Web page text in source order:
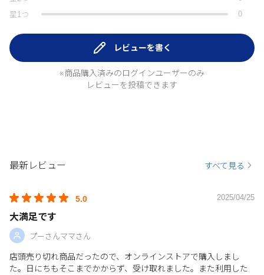
星 1つ 0
レビューを書く
※商品購入済みのログインユーザーのみ
レビューを投稿できます
最新レビュー すべて見る
5.0 2025/04/25
大満足です
プーさんママさん
店頭売り切れ商品だったので、オンラインストアで購入しまし
た。日にちもそこまでかからず、受け取れました。また利用した